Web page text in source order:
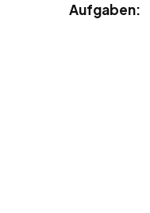
Aufgaben: